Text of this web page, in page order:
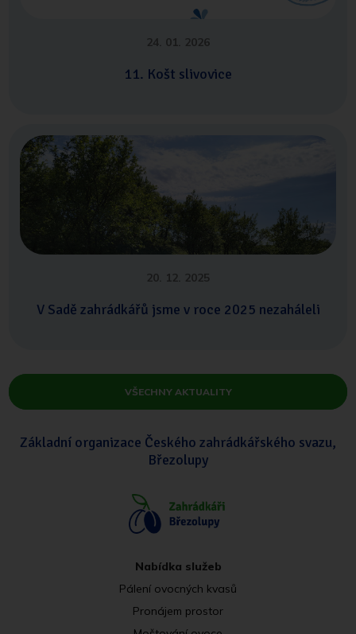
24. 01. 2026
11. Košt slivovice
20. 12. 2025
V Sadě zahrádkářů jsme v roce 2025 nezaháleli
VŠECHNY AKTUALITY
Základní organizace Českého zahrádkářského svazu,
Březolupy
Nabídka služeb
Pálení ovocných kvasů
Pronájem prostor